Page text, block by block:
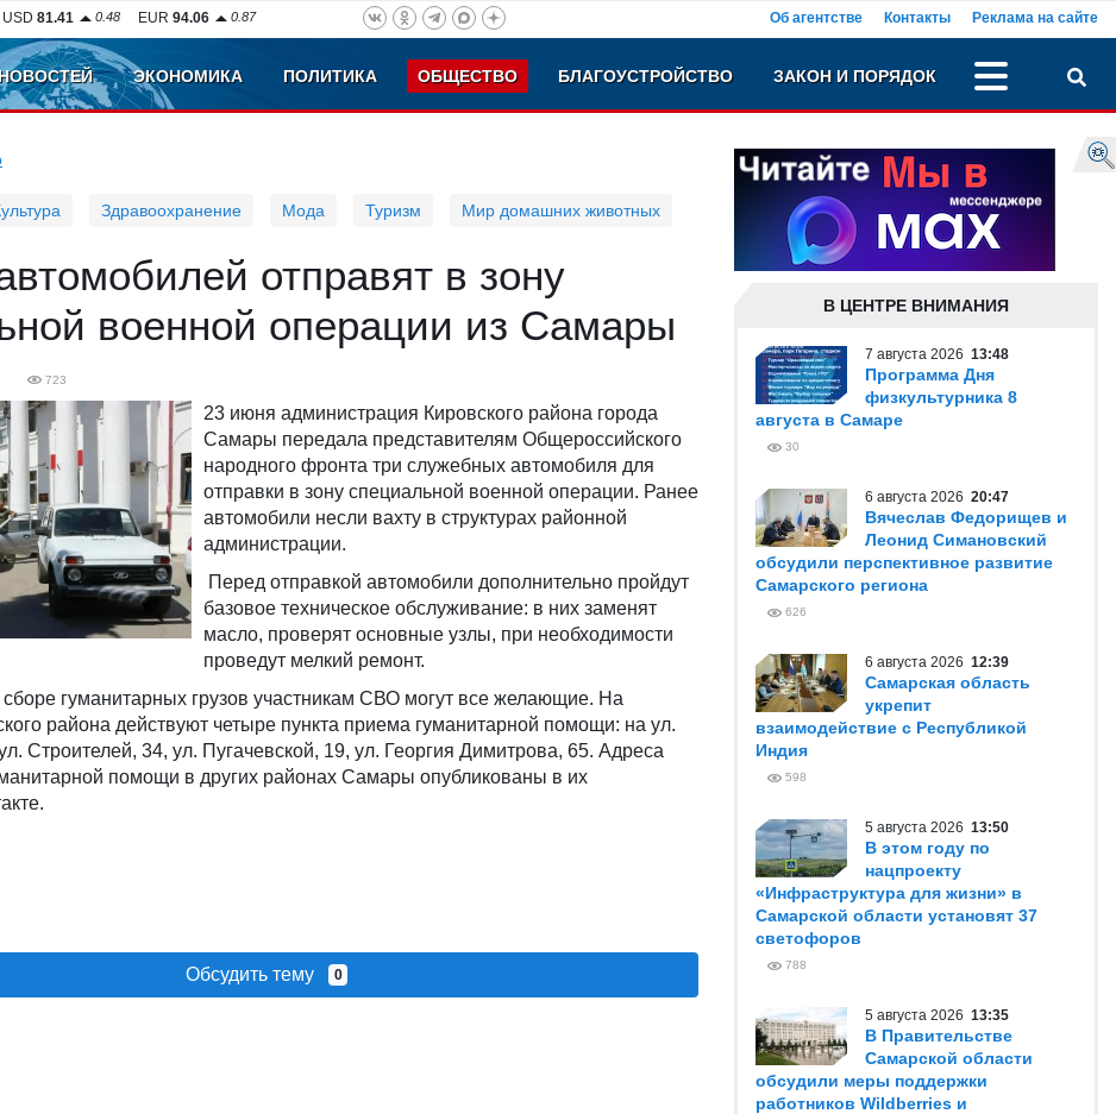
USD 81.41 0.48 EUR 94.06 0.87 Об агентстве Контакты Реклама на сайте
ЭКОНОМИКА ПОЛИТИКА ОБЩЕСТВО БЛАГОУСТРОЙСТВО ЗАКОН И ПОРЯДОК
Здравоохранение Мода Туризм Мир домашних животных
отправят в зону
военной операции из Самары
723
23 июня администрация Кировского района города
Самары передала представителям Общероссийского
народного фронта три служебных автомобиля для
отправки в зону специальной военной операции. Ранее
автомобили несли вахту в структурах районной
администрации.
Перед отправкой автомобили дополнительно пройдут
базовое техническое обслуживание: в них заменят
масло, проверят основные узлы, при необходимости
проведут мелкий ремонт.
сборе гуманитарных грузов участникам СВО могут все желающие. На
района действуют четыре пункта приема гуманитарной помощи: на ул.
Строителей, 34, ул. Пугачевской, 19, ул. Георгия Димитрова, 65. Адреса
помощи в других районах Самары опубликованы в их
Обсудить тему 0
В ЦЕНТРЕ ВНИМАНИЯ
7 августа 2026 13:48
Программа Дня
физкультурника 8
августа в Самаре
30
6 августа 2026 20:47
Вячеслав Федорищев и
Леонид Симановский
обсудили перспективное развитие
Самарского региона
626
6 августа 2026 12:39
Самарская область
укрепит
взаимодействие с Республикой
Индия
598
5 августа 2026 13:50
В этом году по
нацпроекту
«Инфраструктура для жизни» в
Самарской области установят 37
светофоров
788
5 августа 2026 13:35
В Правительстве
Самарской области
обсудили меры поддержки
работников Wildberries и